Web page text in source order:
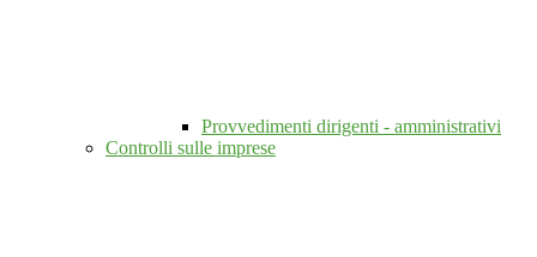
Provvedimenti dirigenti - amministrativi
Controlli sulle imprese